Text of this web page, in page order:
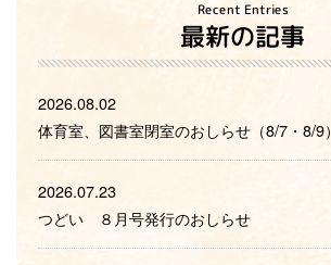
Recent Entries
最新の記事
2026.08.02
体育室、図書室閉室のおしらせ（8/7・8/9）
2026.07.23
つどい ８月号発行のおしらせ